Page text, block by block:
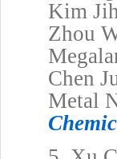
Kim
Zhou
Chen
Metal